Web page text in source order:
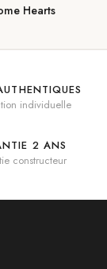
Hearts
individuelle
2 ANS
constructeur